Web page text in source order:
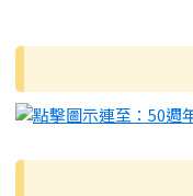
右邊區域內容